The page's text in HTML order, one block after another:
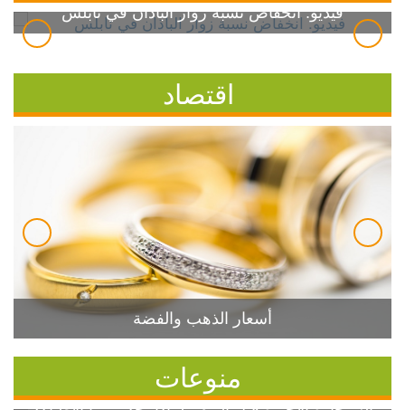
فيديو: انخفاض نسبة زوار الباذان في نابلس
اقتصاد
أسعار الذهب والفضة
منوعات